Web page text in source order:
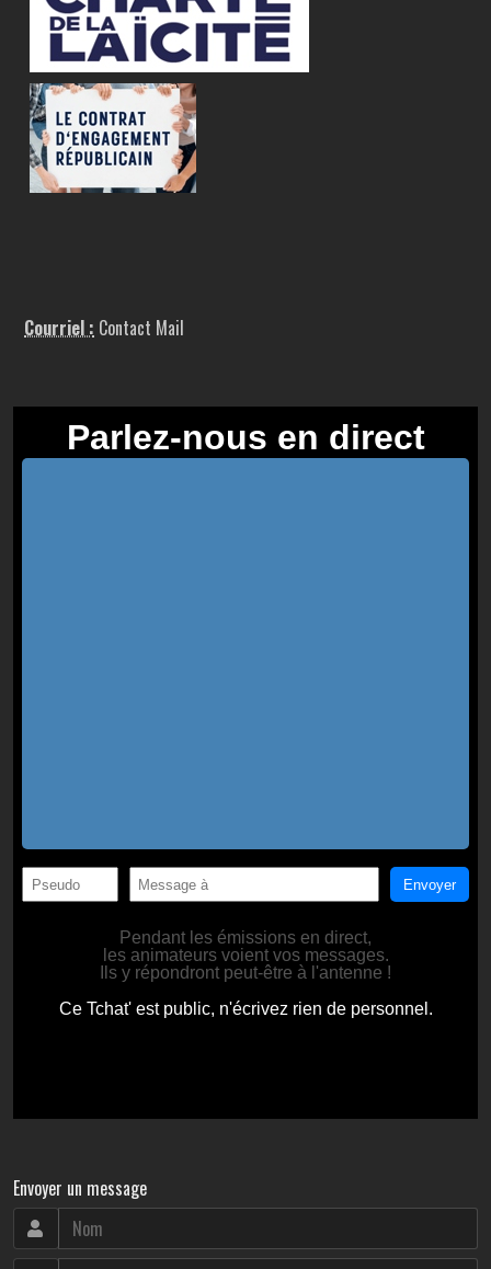
Courriel : Contact Mail
Envoyer un message